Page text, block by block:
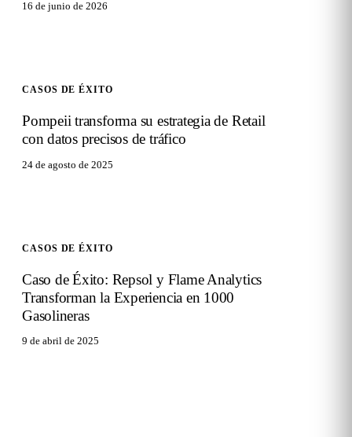
16 de junio de 2026
CASOS DE ÉXITO
Pompeii transforma su estrategia de Retail
con datos precisos de tráfico
24 de agosto de 2025
CASOS DE ÉXITO
Caso de Éxito: Repsol y Flame Analytics
Transforman la Experiencia en 1000
Gasolineras
9 de abril de 2025